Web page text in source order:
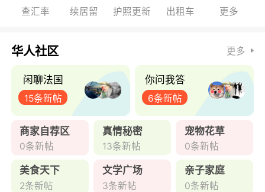
查汇率 续居留 护照更新 出租车 更多
华人社区 更多
闲聊法国
15条新帖
你问我答
6条新帖
商家自荐区
0条新帖
真情秘密
13条新帖
宠物花草
0条新帖
美食天下
2条新帖
文学广场
3条新帖
亲子家庭
0条新帖